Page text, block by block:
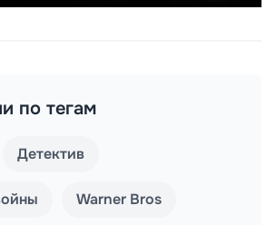
по тегам
Детектив
Warner Bros